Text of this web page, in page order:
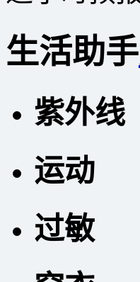
生活助手
紫外线
运动
过敏